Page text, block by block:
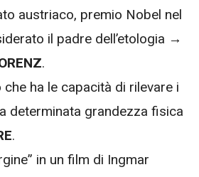
austriaco, premio Nobel nel
il padre dell’etologia →
.
che ha le capacità di rilevare i
determinata grandezza fisica
.
in un film di Ingmar